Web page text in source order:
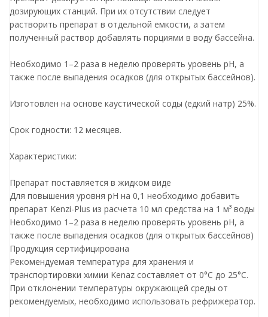
дозирующих станций. При их отсутствии следует
растворить препарат в отдельной емкости, а затем
полученный раствор добавлять порциями в воду бассейна.
Необходимо 1–2 раза в неделю проверять уровень pH, а
также после выпадения осадков (для открытых бассейнов).
Изготовлен на основе каустической соды (едкий натр) 25%.
Срок годности: 12 месяцев.
Характеристики:
Препарат поставляется в жидком виде
Для повышения уровня pH на 0,1 необходимо добавить
препарат Kenzi-Plus из расчета 10 мл средства на 1 м³ воды
Необходимо 1–2 раза в неделю проверять уровень pH, а
также после выпадения осадков (для открытых бассейнов)
Продукция сертифицирована
Рекомендуемая температура для хранения и
транспортировки химии Kenaz составляет от 0°C до 25°C.
При отклонении температуры окружающей среды от
рекомендуемых, необходимо использовать рефрижератор.